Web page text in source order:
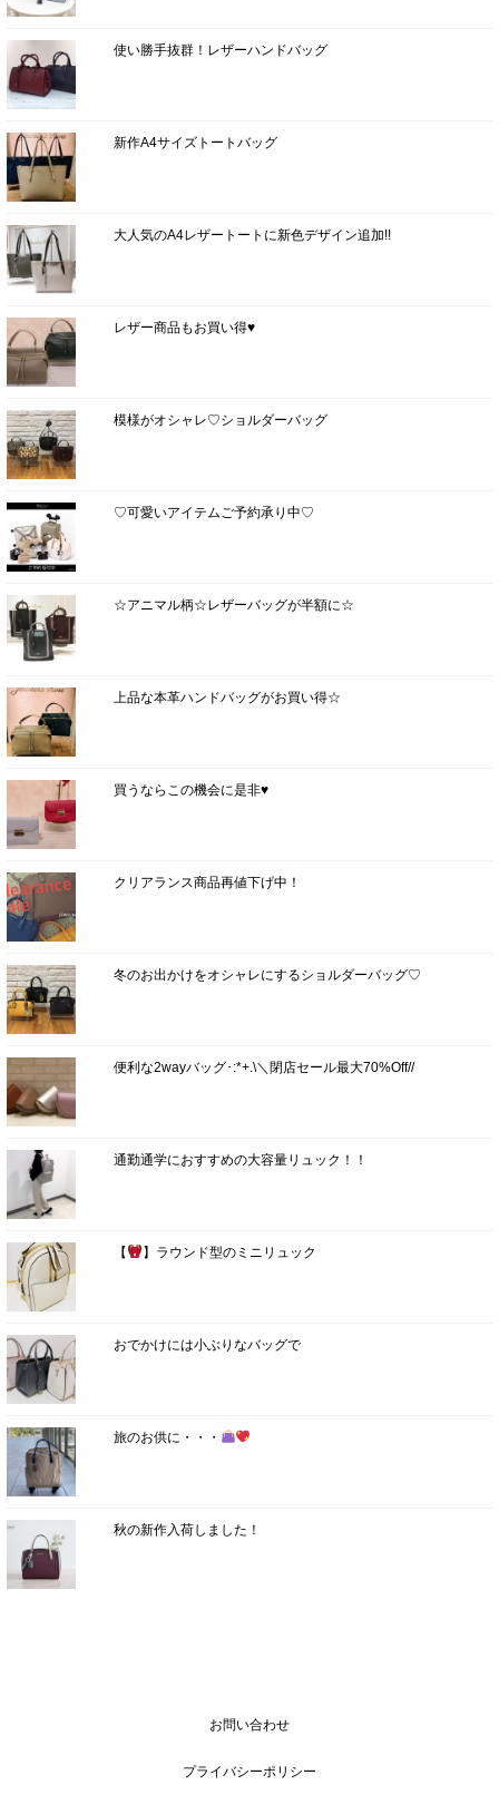
使い勝手抜群！レザーハンドバッグ
新作A4サイズトートバッグ
大人気のA4レザートートに新色デザイン追加!!
レザー商品もお買い得♥
模様がオシャレ♡ショルダーバッグ
♡可愛いアイテムご予約承り中♡
☆アニマル柄☆レザーバッグが半額に☆
上品な本革ハンドバッグがお買い得☆
買うならこの機会に是非♥
クリアランス商品再値下げ中！
冬のお出かけをオシャレにするショルダーバッグ♡
便利な2wayバッグ･:*+.\＼閉店セール最大70%Off//
通勤通学におすすめの大容量リュック！！
【 】ラウンド型のミニリュック
おでかけには小ぶりなバッグで
旅のお供に・・・
秋の新作入荷しました！
お問い合わせ
プライバシーポリシー